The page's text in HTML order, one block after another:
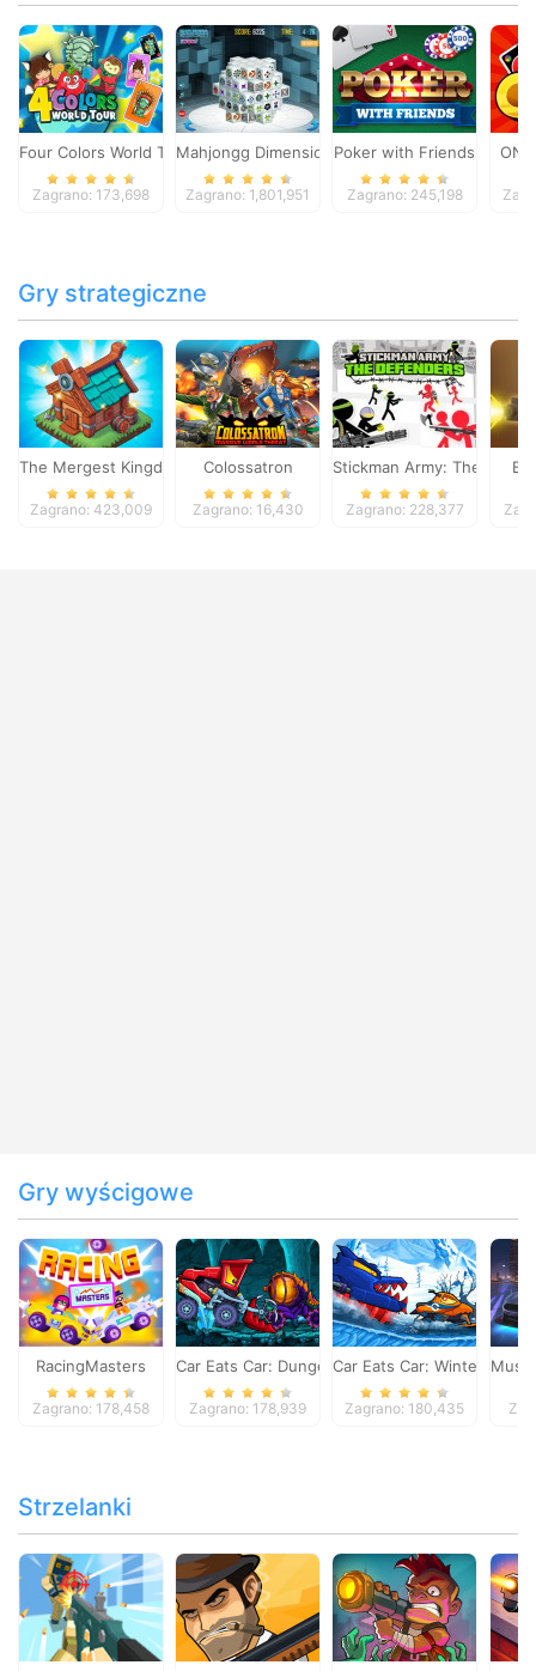
Four Colors World Tour
Zagrano: 173,698
Mahjongg Dimensions
Zagrano: 1,801,951
Poker with Friends
Zagrano: 245,198
Gry strategiczne
The Mergest Kingdom
Zagrano: 423,009
Colossatron
Zagrano: 16,430
Stickman Army: The
Zagrano: 228,377
Gry wyścigowe
RacingMasters
Zagrano: 178,458
Car Eats Car: Dungeon Adventure
Zagrano: 178,939
Car Eats Car: Winter
Zagrano: 180,435
Strzelanki